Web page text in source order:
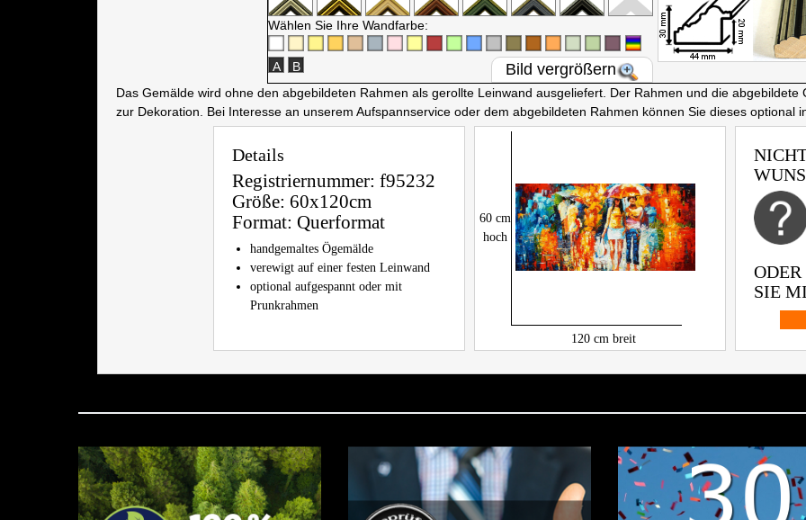
Wählen Sie Ihre Wandfarbe:
A B Bild vergrößern
Das Gemälde wird ohne den abgebildeten Rahmen als gerollte Leinwand ausgeliefert. Der Rahmen und die
zur Dekoration. Bei Interesse an unserem Aufspannservice oder dem abgebildeten Rahmen können Sie dieses optional
Details
Registriernummer: f95232
Größe: 60x120cm
Format: Querformat
handgemaltes Ögemälde
verewigt auf einer festen Leinwand
optional aufgespannt oder mit
Prunkrahmen
60 cm
hoch
120cm breit
SIE